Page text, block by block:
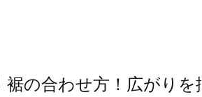
裾の合わせ方！広がりを